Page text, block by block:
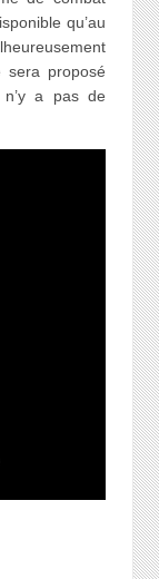
qu’au
proposé
n’y a pas de